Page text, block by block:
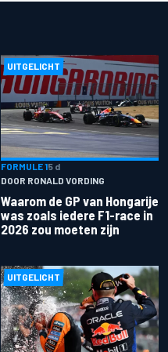
UITGELICHT
FORMULE 15 d
DOOR RONALD VORDING
Waarom de GP van Hongarije
was zoals iedere F1-race in
2026 zou moeten zijn
UITGELICHT